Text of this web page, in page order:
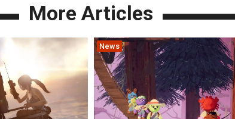
More Articles
News